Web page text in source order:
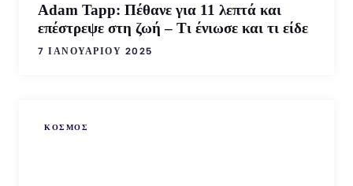
Adam Tapp: Πέθανε για 11 λεπτά και
επέστρεψε στη ζωή – Τι ένιωσε και τι είδε
7 ΙΑΝΟΥΑΡΊΟΥ 2025
ΚΟΣΜΟΣ